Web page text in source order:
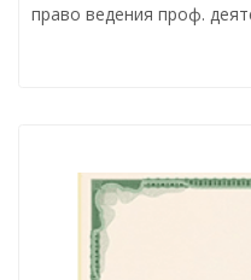
право ведения проф.